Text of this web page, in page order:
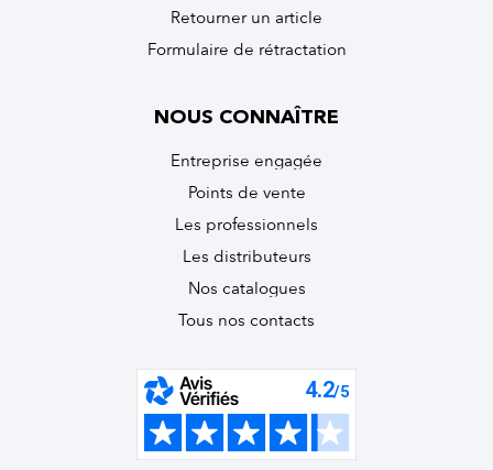
Retourner un article
Formulaire de rétractation
NOUS CONNAÎTRE
Entreprise engagée
Points de vente
Les professionnels
Les distributeurs
Nos catalogues
Tous nos contacts